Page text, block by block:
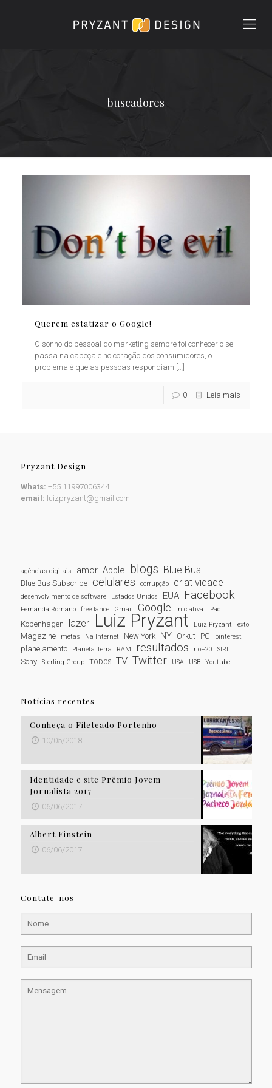
buscadores
Querem estatizar o Google!
O sonho do pessoal do marketing sempre foi conhecer o se
passa na cabeça e no coração dos consumidores, o
problema é que as pessoas respondiam
0 Leia mais
Pryzant Design
Whats: +55 11997006344
email: luizpryzant@gmail.com
agências digitais amor Apple blogs Blue Bus
Blue Bus Subscribe celulares corrupção criatividade
desenvolvimento de software Estados Unidos EUA Facebook
Fernanda Romano free lance Gmail Google iniciativa IPad
Kopenhagen lazer Luiz Pryzant Luiz Pryzant Texto
Magazine metas Na Internet New York NY Orkut PC pinterest
planejamento Planeta Terra RAM resultados rio+20 SIRI
Sony Sterling Group TODOS TV Twitter USA USB Youtube
Notícias recentes
Conheça o Fileteado Portenho
10/05/2018
Identidade e site Prêmio Jovem
Jornalista 2017
06/06/2017
Albert Einstein
06/06/2017
Contate-nos